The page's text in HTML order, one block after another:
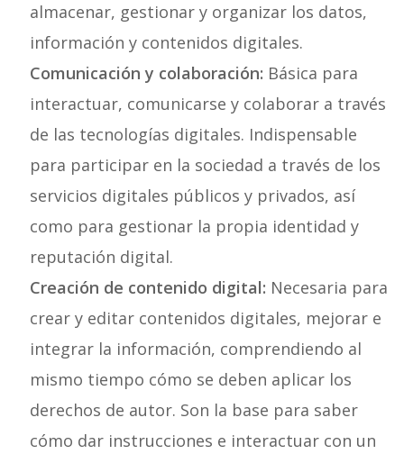
almacenar, gestionar y organizar los datos,
información y contenidos digitales.
Comunicación y colaboración: Básica para
interactuar, comunicarse y colaborar a través
de las tecnologías digitales. Indispensable
para participar en la sociedad a través de los
servicios digitales públicos y privados, así
como para gestionar la propia identidad y
reputación digital.
Creación de contenido digital: Necesaria para
crear y editar contenidos digitales, mejorar e
integrar la información, comprendiendo al
mismo tiempo cómo se deben aplicar los
derechos de autor. Son la base para saber
cómo dar instrucciones e interactuar con un